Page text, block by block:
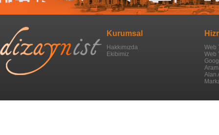
İstanbul Web Tasarım
Kars Web Tasarım
Kastamonu Web Tasarım
Kayseri Web Tasarım
Kurumsal
Hakkımızda
Ekibimiz
Web
Web
Alan